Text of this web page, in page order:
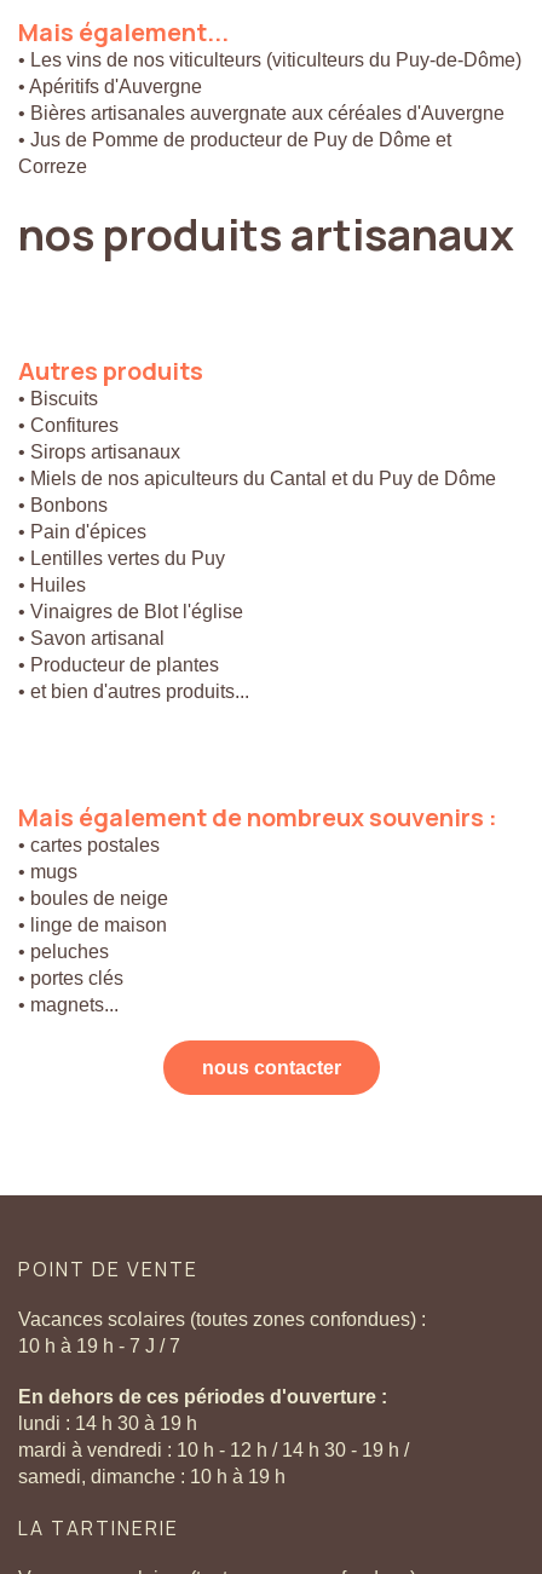
Mais également...
• Les vins de nos viticulteurs (viticulteurs du Puy-de-Dôme)
• Apéritifs d'Auvergne
• Bières artisanales auvergnate aux céréales d'Auvergne
• Jus de Pomme de producteur de Puy de Dôme et
Correze
nos produitsartisanaux
Autres produits
• Biscuits
• Confitures
• Sirops artisanaux
• Miels de nos apiculteurs du Cantal et du Puy de Dôme
• Bonbons
• Pain d'épices
• Lentilles vertes du Puy
• Huiles
• Vinaigres de Blot l'église
• Savon artisanal
• Producteur de plantes
• et bien d'autres produits...
Mais égalementdenombreuxsouvenirs :
• cartes postales
• mugs
• boules de neige
• linge de maison
• peluches
• portes clés
• magnets...
nous contacter
POINT DE VENTE
Vacances scolaires (toutes zones confondues) :
10 h à 19 h - 7 J / 7
En dehors de ces périodes d'ouverture :
lundi : 14 h 30 à 19 h
mardi à vendredi : 10 h - 12 h / 14 h 30 - 19 h /
samedi, dimanche : 10 h à 19 h
LA TARTINERIE